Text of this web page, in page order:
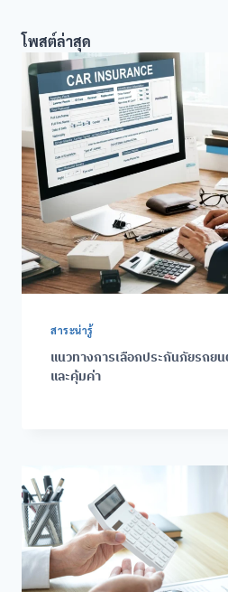
โพสต์ล่าสุด
สาระน่ารู้
แนวทางการเลือกประกันภัยรถย
และคุ้มค่า